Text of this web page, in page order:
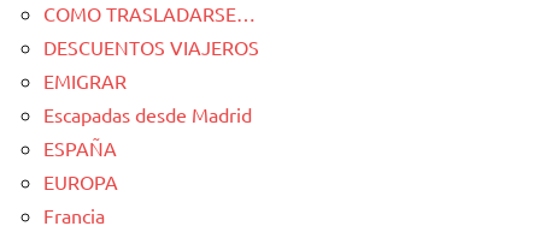
COMO TRASLADARSE…
DESCUENTOS VIAJEROS
EMIGRAR
Escapadas desde Madrid
ESPAÑA
EUROPA
Francia